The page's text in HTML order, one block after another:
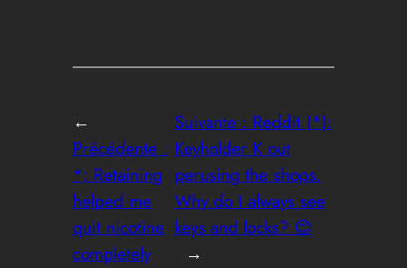
←
Précédente :
*; Retaining
helped me
quit nicotine
completely
Suivante : Reddit (*):
Keyholder K out
perusing the shops.
Why do I always see
keys and locks? 😊
→